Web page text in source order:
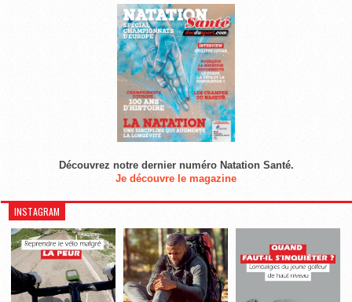
Découvrez notre dernier numéro Natation Santé.
Je découvre le magazine
INSTAGRAM